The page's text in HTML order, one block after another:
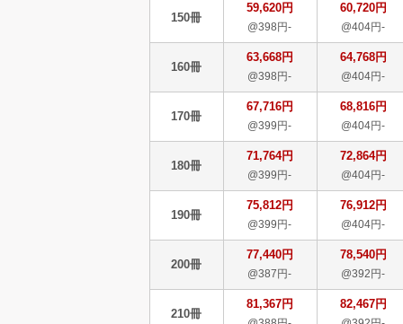
150冊
59,620円
@398円-
60,720円
@404円-
160冊
63,668円
@398円-
64,768円
@404円-
170冊
67,716円
@399円-
68,816円
@404円-
180冊
71,764円
@399円-
72,864円
@404円-
190冊
75,812円
@399円-
76,912円
@404円-
200冊
77,440円
@387円-
78,540円
@392円-
210冊
81,367円 82,467円